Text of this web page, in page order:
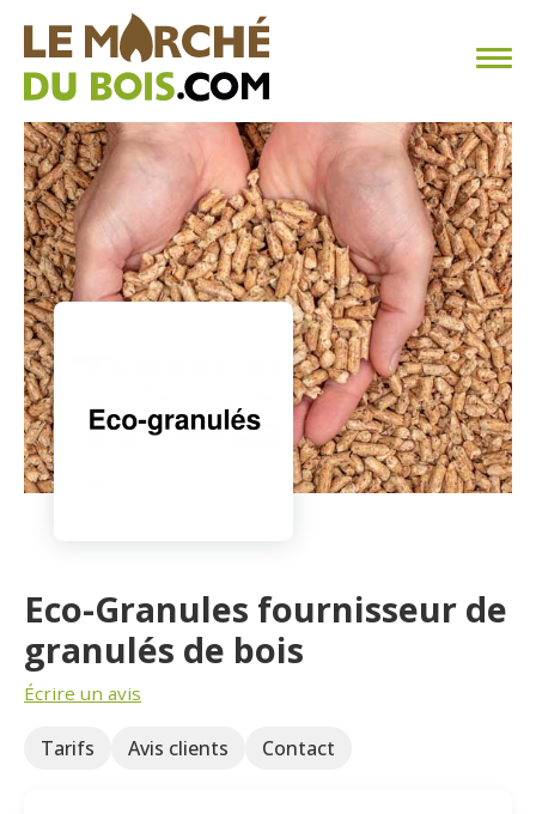
CHAUFFAGE AU BOIS
FAQ
CALCULER SA CONSOMMATION
TROUVER SON FOURNISSEUR
BLOG
ESPACE PRO
Eco-Granules fournisseur de
granulés de bois
Écrire un avis
Tarifs Avis clients Contact